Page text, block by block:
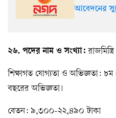
আবেদনের
২৬. পদের নাম ও সংখ্যা:
শিক্ষাগত যোগ্যতা ও অভিজ্ঞতা: ৮ম
বছরের অভিজ্ঞতা।
বেতন: ৯,৩০০-২২,৪৯০ টাকা